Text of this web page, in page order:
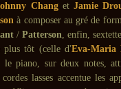
ChangetJamie
à composer au gré de
/ Patterson, enfin,
plus tôt (celle d'Eva-Maria
: le piano, sur deux notes,
lasses accentue les